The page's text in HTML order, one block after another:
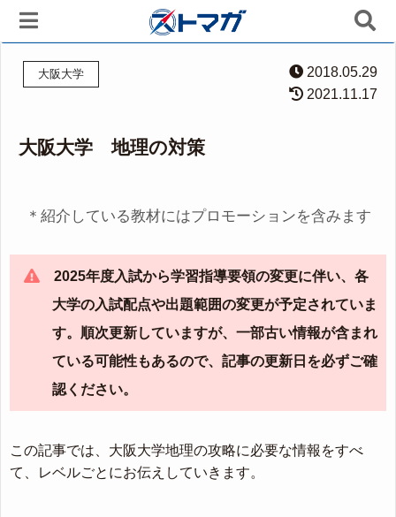
大阪大学
2018.05.29
2021.11.17
大阪大学 地理の対策
＊紹介している教材にはプロモーションを含みます
2025年度入試から学習指導要領の変更に伴い、各
大学の入試配点や出題範囲の変更が予定されていま
す。順次更新していますが、一部古い情報が含まれ
ている可能性もあるので、記事の更新日を必ずご確
認ください。
この記事では、大阪大学地理の攻略に必要な情報をすべ
て、レベルごとにお伝えしていきます。